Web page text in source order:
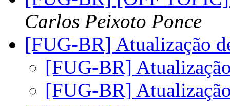
Carlos Peixoto Ponce
[FUG-BR] Atualização
[FUG-BR]
[FUG-BR]